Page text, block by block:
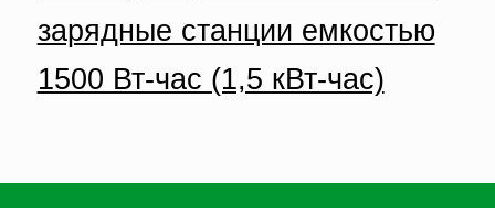
зарядные станции емкостью
1500 Вт-час (1,5 кВт-час)